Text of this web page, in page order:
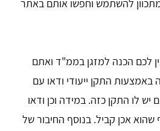
להשתמש וחפשו אותם באתר
לכם הכנה למזגן בממ"ד ואתם
באמצעות התקן ייעודי ודאו עם
יש לו התקן כזה. במידה וכן ודאו
אכן קביל. בנוסף החיבור של